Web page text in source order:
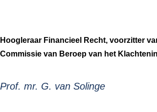
Hoogleraar Financieel Recht, voorzitter
Commissie van Beroep van het
Prof. mr. G. van Solinge